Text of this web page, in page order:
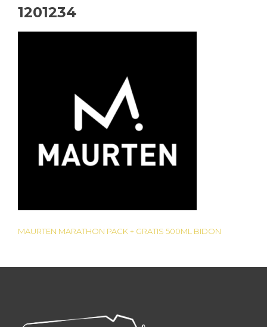
1201234
Bericht
navigatie
MAURTEN MARATHON PACK + GRATIS 500ML BIDON